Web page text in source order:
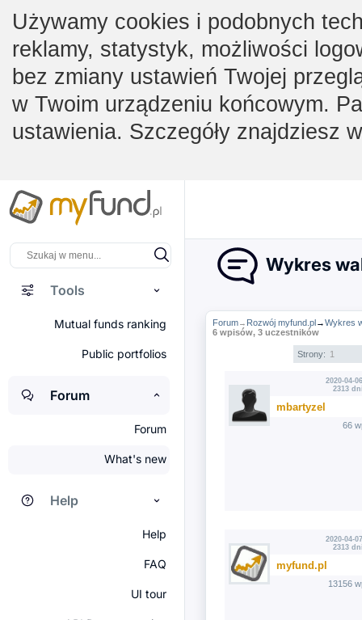
Używamy cookies i podobnych
reklamy, statystyk, możliwości
bez zmiany ustawień Twojej
w Twoim urządzeniu końcowym.
ustawienia. Szczegóły znajdziesz
Tools
Mutual funds ranking
Public portfolios
Forum
Forum
What's new
Help
Help
FAQ
UI tour
Wykres
Forum→ Rozwój myfund.pl→Wykres
6 wpisów, 3 uczestników
Strony: 1
2020-04-
2313
mbartyzel
66
2020-04-
2313
myfund.pl
13156